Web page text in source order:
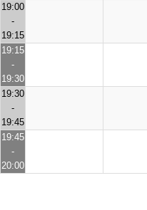
19:00
-
19:15
19:15
-
19:30
19:30
-
19:45
19:45
-
20:00